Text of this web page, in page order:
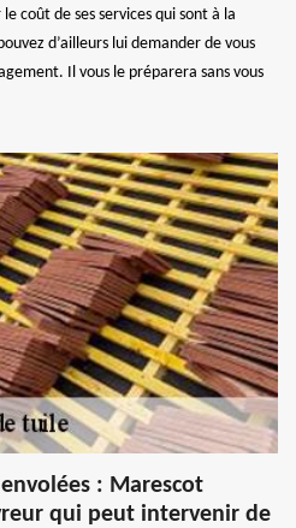
coût de ses services qui sont à la
d’ailleurs lui demander de vous
Il vous le préparera sans vous
: Marescot
qui peut intervenir de